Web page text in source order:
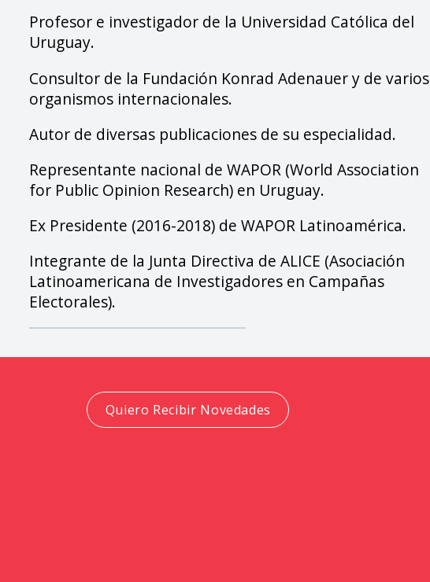
Profesor e investigador de la Universidad Católica del
Uruguay.
Consultor de la Fundación Konrad Adenauer y de varios
organismos internacionales.
Autor de diversas publicaciones de su especialidad.
Representante nacional de WAPOR (World Association
for Public Opinion Research) en Uruguay.
Ex Presidente (2016-2018) de WAPOR Latinoamérica.
Integrante de la Junta Directiva de ALICE (Asociación
Latinoamericana de Investigadores en Campañas
Electorales).
Quiero Recibir Novedades